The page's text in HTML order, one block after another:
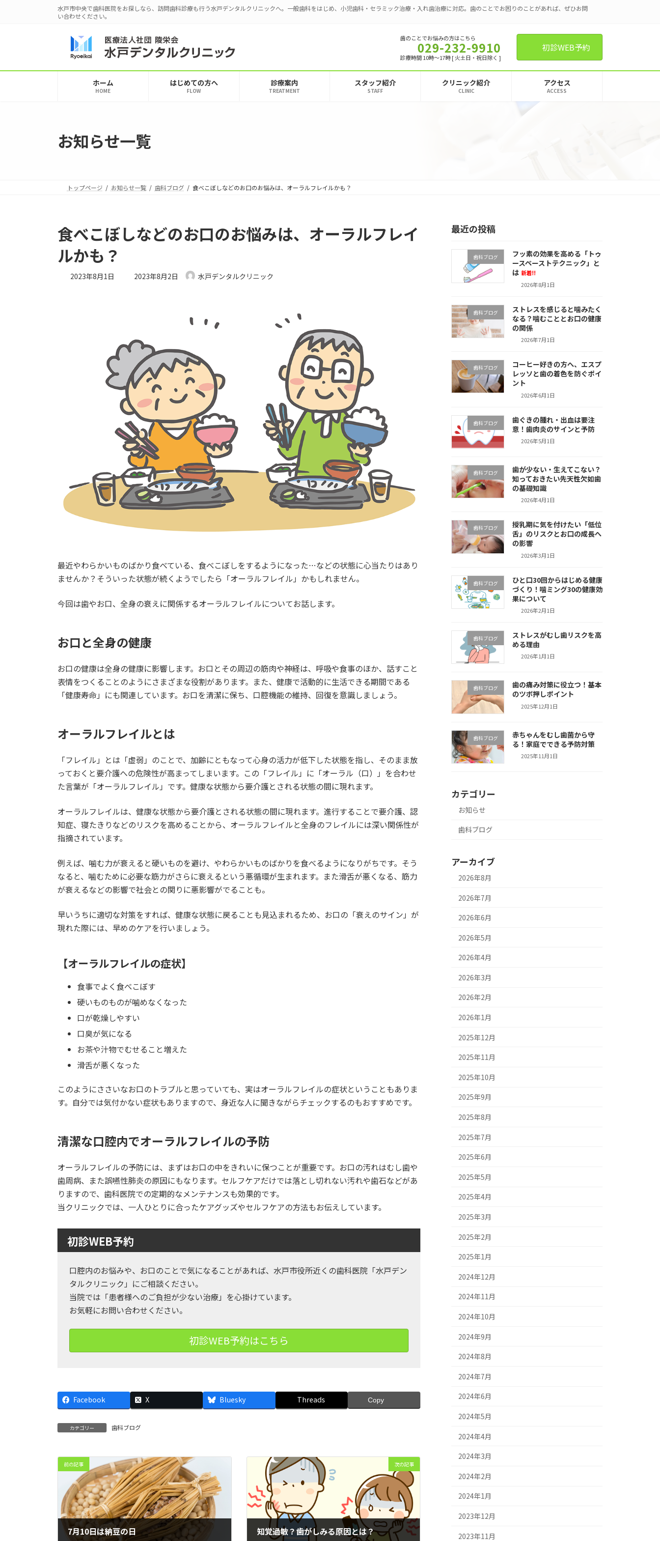
水戸市中央で歯科医院をお探しなら、訪問歯科診療も行う水戸デンタルクリニックへ。一般歯科をはじめ、小児歯科・セラミック治療・入れ歯治療に対応。歯のことでお困りのことがあれば、ぜひお問
い合わせください。
歯のことでお悩みの方はこちら
029-232-9910
診療時間 10時～17時 [ 火土日・祝日除く ]
初診WEB予約
ホーム
HOME
はじめての方へ
FLOW
診療案内
TREATMENT
スタッフ紹介
STAFF
クリニック紹介
CLINIC
アクセス
ACCESS
お知らせ一覧
トップページ お知らせ一覧 歯科ブログ 食べこぼしなどのお口のお悩みは、オーラルフレイルかも？
食べこぼしなどのお口のお悩みは、オーラルフレイ
ルかも？
2023年8月1日
最
2023年8月2日 水戸デンタルクリニック
最近やわらかいものばかり食べている、食べこぼしをするようになった…などの状態に心当たりはあり
ませんか？そういった状態が続くようでしたら「オーラルフレイル」かもしれません。
今回は歯やお口、全身の衰えに関係するオーラルフレイルについてお話します。
お口と全身の健康
お口の健康は全身の健康に影響します。お口とその周辺の筋肉や神経は、呼吸や食事のほか、話すこと
表情をつくることのようにさまざまな役割があります。また、健康で活動的に生活できる期間である
「健康寿命」にも関連しています。お口を清潔に保ち、口腔機能の維持、回復を意識しましょう。
オーラルフレイルとは
「フレイル」とは「虚弱」のことで、加齢にともなって心身の活力が低下した状態を指し、そのまま放
っておくと要介護への危険性が高まってしまいます。この「フレイル」に「オーラル（口）」を合わせ
た言葉が「オーラルフレイル」です。健康な状態から要介護とされる状態の間に現れます。
オーラルフレイルは、健康な状態から要介護とされる状態の間に現れます。進行することで要介護、認
知症、寝たきりなどのリスクを高めることから、オーラルフレイルと全身のフレイルには深い関係性が
指摘されています。
例えば、噛む力が衰えると硬いものを避け、やわらかいものばかりを食べるようになりがちです。そう
なると、噛むために必要な筋力がさらに衰えるという悪循環が生まれます。また滑舌が悪くなる、筋力
が衰えるなどの影響で社会との関りに悪影響がでることも。
早いうちに適切な対策をすれば、健康な状態に戻ることも見込まれるため、お口の「衰えのサイン」が
現れた際には、早めのケアを行いましょう。
【オーラルフレイルの症状】
食事でよく食べこぼす
硬いものものが噛めなくなった
口が乾燥しやすい
口臭が気になる
お茶や汁物でむせること増えた
滑舌が悪くなった
このようにささいなお口のトラブルと思っていても、実はオーラルフレイルの症状ということもありま
す。自分では気付かない症状もありますので、身近な人に聞きながらチェックするのもおすすめです。
清潔な口腔内でオーラルフレイルの予防
オーラルフレイルの予防には、まずはお口の中をきれいに保つことが重要です。お口の汚れはむし歯や
歯周病、また誤嚥性肺炎の原因にもなります。セルフケアだけでは落とし切れない汚れや歯石などがあ
りますので、歯科医院での定期的なメンテナンスも効果的です。
当クリニックでは、一人ひとりに合ったケアグッズやセルフケアの方法もお伝えしています。
初診WEB予約
口腔内のお悩みや、お口のことで気になることがあれば、水戸市役所近くの歯科医院「水戸デン
タルクリニック」にご相談ください。
当院では「患者様へのご負担が少ない治療」を心掛けています。
お気軽にお問い合わせください。
初診WEB予約はこちら
Facebook X Bluesky Threads Copy
カテゴリー 歯科ブログ
前の記事
7月10日は納豆の日
次の記事
知覚過敏？歯がしみる原因とは？
最近の投稿
歯科ブログ
フッ素の効果を高める「トゥ
ースペーストテクニック」と
は 新着!!
2026年8月1日
歯科ブログ
ストレスを感じると噛みたく
なる？噛むこととお口の健康
の関係
2026年7月1日
歯科ブログ
コーヒー好きの方へ、エスプ
レッソと歯の着色を防ぐポイ
ント
2026年6月1日
歯科ブログ
歯ぐきの腫れ・出血は要注
意！歯肉炎のサインと予防
2026年5月1日
歯科ブログ
歯が少ない・生えてこない？
知っておきたい先天性欠如歯
の基礎知識
2026年4月1日
歯科ブログ
授乳期に気を付けたい「低位
舌」のリスクとお口の成長へ
の影響
2026年3月1日
歯科ブログ
ひと口30回からはじめる健康
づくり！噛ミング30の健康効
果について
2026年2月1日
歯科ブログ
ストレスがむし歯リスクを高
める理由
2026年1月1日
歯科ブログ
歯の痛み対策に役立つ！基本
のツボ押しポイント
2025年12月1日
歯科ブログ
赤ちゃんをむし歯菌から守
る！家庭でできる予防対策
2025年11月1日
カテゴリー
お知らせ
歯科ブログ
アーカイブ
2026年8月
2026年7月
2026年6月
2026年5月
2026年4月
2026年3月
2026年2月
2026年1月
2025年12月
2025年11月
2025年10月
2025年9月
2025年8月
2025年7月
2025年6月
2025年5月
2025年4月
2025年3月
2025年2月
2025年1月
2024年12月
2024年11月
2024年10月
2024年9月
2024年8月
2024年7月
2024年6月
2024年5月
2024年4月
2024年3月
2024年2月
2024年1月
2023年12月
2023年11月